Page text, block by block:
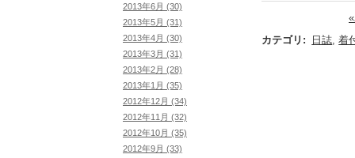
カテゴリ : 日誌 着
2013年6月 (30)
2013年5月 (31)
2013年4月 (30)
2013年3月 (31)
2013年2月 (28)
2013年1月 (35)
2012年12月 (34)
2012年11月 (32)
2012年10月 (35)
2012年9月 (33)